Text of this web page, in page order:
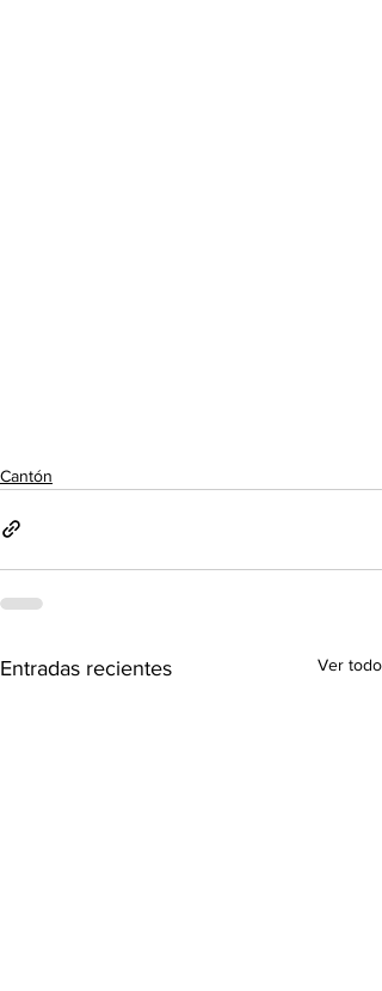
Cantón
Entradas recientes Ver todo